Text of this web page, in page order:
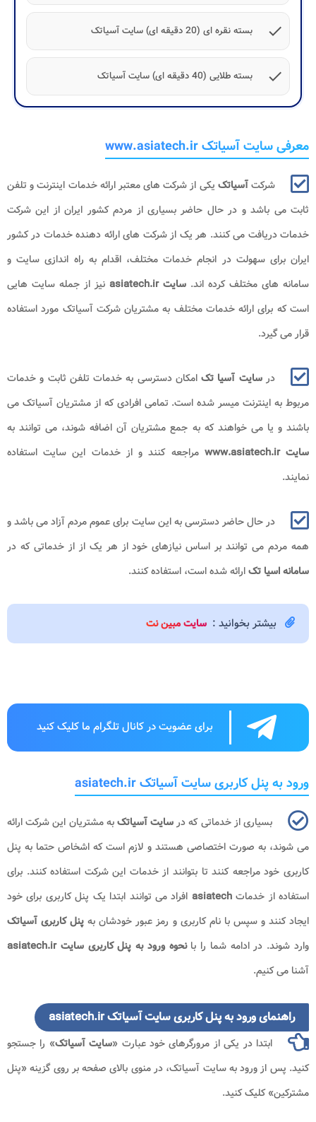
check بسته نقره ای (20 دقیقه ای) سایت آسیاتک
check بسته طلایی (40 دقیقه ای) سایت آسیاتک
معرفی سایت آسیاتک www.asiatech.ir
شرکتآسیاتک یکی از شرکت های معتبر ارائه خدمات اینترنت و تلفن
ثابت می باشد و در حال حاضر بسیاری از مردم کشور ایران از این شرکت
خدمات دریافت می کنند. هر یک از شرکت های ارائه دهنده خدمات در کشور
ایران برای سهولت در انجام خدمات مختلف، اقدام به راه اندازی سایت و
سامانه های مختلف کرده اند. سایت asiatech.ir​
نیز از جمله سایت هایی
است که برای ارائه خدمات مختلف به مشتریان شرکت آسیاتک مورد استفاده
قرار می گیرد.
درسایت آسیا تکامکان دسترسی به خدمات تلفن ثابت و خدمات
مربوط به اینترنت میسر شده است. تمامی افرادی که از مشتریان آسیاتک می
باشند و یا می خواهند که به جمع مشتریان آن اضافه شوند، می توانند به
سایت www.asiatech.ir مراجعه کنند و از خدمات این سایت استفاده
نمایند.
در حال حاضر دسترسی به این سایت برای عموم مردم آزاد می باشد و
همه مردم می توانند بر اساس نیازهای خود از هر یک از از خدماتی که در
سامانه اسیا تکارائه شده است، استفاده کنند.
بیشتر بخوانید : سایت مبین نت
برای عضویت در کانال تلگرام ما کلیک کنید
ورود به پنل کاربری سایت آسیاتک asiatech.ir
بسیاری از خدماتی که درسایت آسیاتکبه مشتریان این شرکت ارائه
می شوند، به صورت اختصاصی هستند و لازم است که اشخاص حتما به پنل
کاربری خود مراجعه کنند تا بتوانند از خدمات این شرکت استفاده کنند. برای
استفاده از خدماتasiatech ​
افراد می توانند ابتدا یک پنل کاربری برای خود
ایجاد کنند و سپس با نام کاربری و رمز عبور خودشان بهپنل کاربری آسیاتک
وارد شوند. در ادامه شما را بانحوه ورود به پنل کاربری سایت asiatech.ir
آشنا می کنیم.
راهنمای ورود به پنل کاربری سایت آسیاتک asiatech.ir
ابتدا در یکی از مرورگرهای خود عبارت «سایت آسیاتک» را جستجو
کنید. پس از ورود به سایت آسیاتک، در منوی بالای صفحه بر روی گزینه «پنل
مشترکین» کلیک کنید.